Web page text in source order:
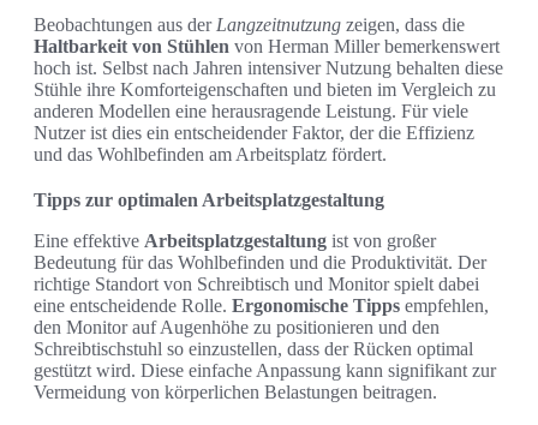
Beobachtungen aus der Langzeitnutzung zeigen, dass die
Haltbarkeit von Stühlen von Herman Miller bemerkenswert
hoch ist. Selbst nach Jahren intensiver Nutzung behalten diese
Stühle ihre Komforteigenschaften und bieten im Vergleich zu
anderen Modellen eine herausragende Leistung. Für viele
Nutzer ist dies ein entscheidender Faktor, der die Effizienz
und das Wohlbefinden am Arbeitsplatz fördert.
Tipps zur optimalen Arbeitsplatzgestaltung
Eine effektive Arbeitsplatzgestaltung ist von großer
Bedeutung für das Wohlbefinden und die Produktivität. Der
richtige Standort von Schreibtisch und Monitor spielt dabei
eine entscheidende Rolle. Ergonomische Tipps empfehlen,
den Monitor auf Augenhöhe zu positionieren und den
Schreibtischstuhl so einzustellen, dass der Rücken optimal
gestützt wird. Diese einfache Anpassung kann signifikant zur
Vermeidung von körperlichen Belastungen beitragen.